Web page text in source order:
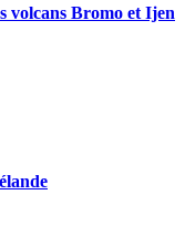
volcans Bromo et Ijen